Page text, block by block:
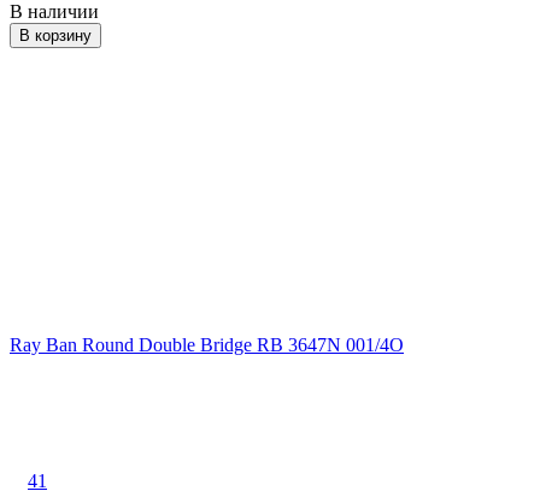
В наличии
В корзину
Ray Ban Round Double Bridge RB 3647N 001/4O
41